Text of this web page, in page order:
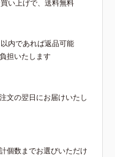
い上げで、送料無料
内であれば返品可能
担いたします
文の翌日にお届けいたし
個数までお選びいただけ